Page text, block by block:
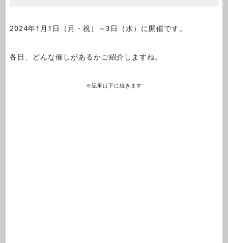
2024年1月1日（月・祝）～3日（水）に開催です。
各日、どんな催しがあるかご紹介しますね。
※記事は下に続きます